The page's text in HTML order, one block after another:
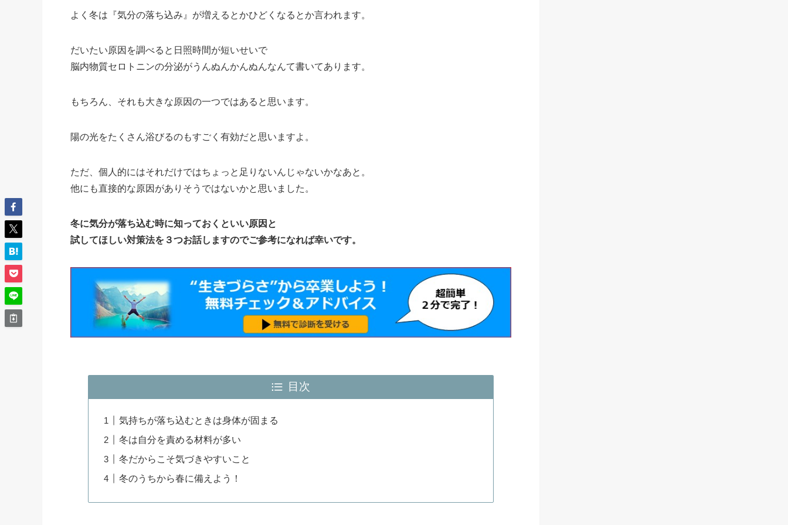
よく冬は『気分の落ち込み』が増えるとかひどくなるとか言われます。
だいたい原因を調べると日照時間が短いせいで
脳内物質セロトニンの分泌がうんぬんかんぬんなんて書いてあります。
もちろん、それも大きな原因の一つではあると思います。
陽の光をたくさん浴びるのもすごく有効だと思いますよ。
ただ、個人的にはそれだけではちょっと足りないんじゃないかなあと。
他にも直接的な原因がありそうではないかと思いました。
冬に気分が落ち込む時に知っておくといい原因と
試してほしい対策法を３つお話しますのでご参考になれば幸いです。
目次
気持ちが落ち込むときは身体が固まる
冬は自分を責める材料が多い
冬だからこそ気づきやすいこと
冬のうちから春に備えよう！